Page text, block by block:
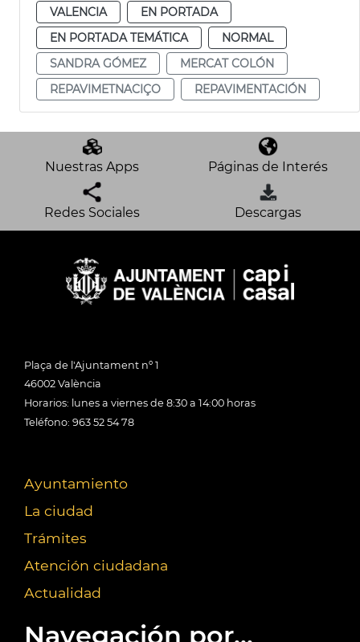
VALENCIA
EN PORTADA
EN PORTADA TEMÁTICA
NORMAL
SANDRA GÓMEZ
MERCAT COLÓN
REPAVIMETNACIÇO
REPAVIMENTACIÓN
Nuestras Apps Páginas de Interés
Redes Sociales Descargas
Plaça de l'Ajuntament nº 1
46002 València
Horarios: lunes a viernes de 8:30 a 14:00 horas
Teléfono: 963 52 54 78
Ayuntamiento
La ciudad
Trámites
Atención ciudadana
Actualidad
Navegación por...